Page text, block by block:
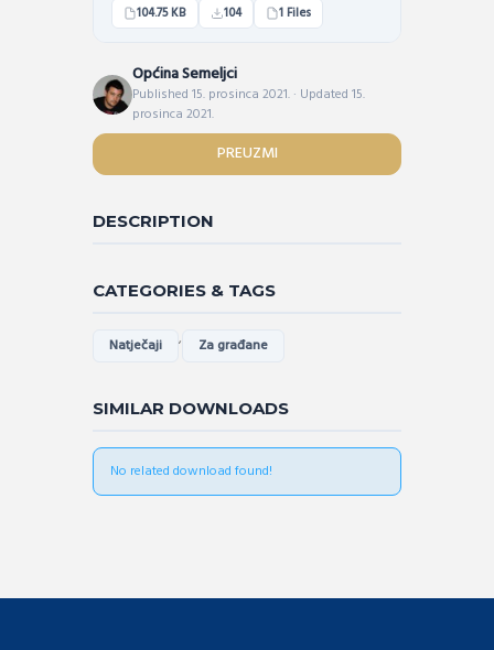
104.75 KB 104 1 Files
Općina Semeljci
Published 15. prosinca 2021. · Updated 15.
prosinca 2021.
PREUZMI
DESCRIPTION
CATEGORIES & TAGS
Natječaji , Za građane
SIMILAR DOWNLOADS
No related download found!